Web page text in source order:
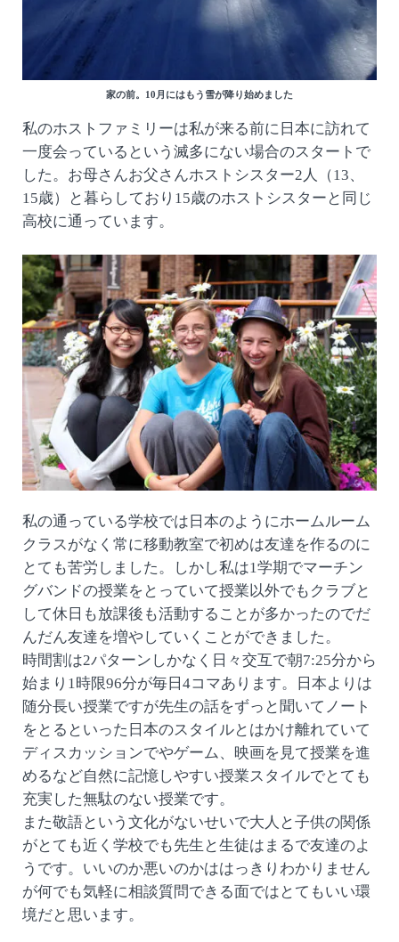
家の前。10月にはもう雪が降り始めました
私のホストファミリーは私が来る前に日本に訪れて
一度会っているという滅多にない場合のスタートで
した。お母さんお父さんホストシスター2人（13、
15歳）と暮らしており15歳のホストシスターと同じ
高校に通っています。
私の通っている学校では日本のようにホームルーム
クラスがなく常に移動教室で初めは友達を作るのに
とても苦労しました。しかし私は1学期でマーチン
グバンドの授業をとっていて授業以外でもクラブと
して休日も放課後も活動することが多かったのでだ
んだん友達を増やしていくことができました。
時間割は2パターンしかなく日々交互で朝7:25分から
始まり1時限96分が毎日4コマあります。日本よりは
随分長い授業ですが先生の話をずっと聞いてノート
をとるといった日本のスタイルとはかけ離れていて
ディスカッションでやゲーム、映画を見て授業を進
めるなど自然に記憶しやすい授業スタイルでとても
充実した無駄のない授業です。
また敬語という文化がないせいで大人と子供の関係
がとても近く学校でも先生と生徒はまるで友達のよ
うです。いいのか悪いのかははっきりわかりません
が何でも気軽に相談質問できる面ではとてもいい環
境だと思います。